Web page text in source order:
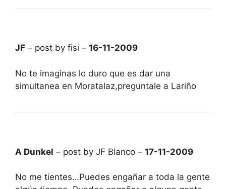
JF – post by fisi – 16-11-2009
No te imaginas lo duro que es dar una
simultanea en Moratalaz,preguntale a Lariño
A Dunkel – post by JF Blanco – 17-11-2009
No me tientes…Puedes engañar a toda la gente